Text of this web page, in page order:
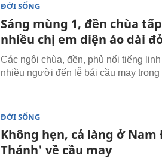
ĐỜI SỐNG
Sáng mùng 1, đền chùa
nhiều chị em diện áo dài
Các ngôi chùa, đền, phủ nổi tiếng
nhiều người đến lễ bái cầu may trong
ĐỜI SỐNG
Không hẹn, cả làng ở
Thánh' về cầu may